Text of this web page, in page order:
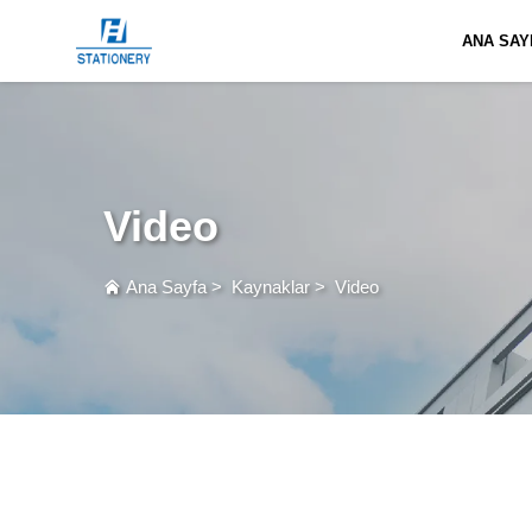
ANA
Video
Ana Sayfa> Kaynaklar > Video